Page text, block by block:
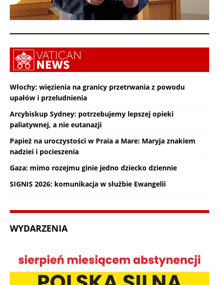
Włochy: więzienia na granicy przetrwania z powodu
upałów i przeludnienia
Arcybiskup Sydney: potrzebujemy lepszej opieki
paliatywnej, a nie eutanazji
Papież na uroczystości w Praia a Mare: Maryja znakiem
nadziei i pocieszenia
Gaza: mimo rozejmu ginie jedno dziecko dziennie
SIGNIS 2026: komunikacja w służbie Ewangelii
WYDARZENIA